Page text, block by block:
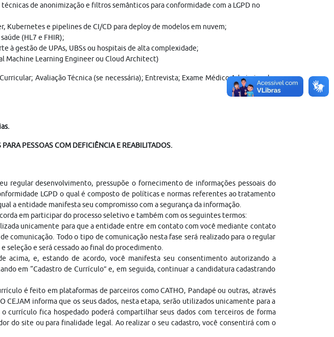
de anonimização e filtros semânticos para conformidade com a LGPD no
Kubernetes e pipelines de CI/CD para deploy de modelos em nuvem;
(HL7 e FHIR);
à gestão de UPAs, UBSs ou hospitais de alta complexidade;
Machine Learning Engineer ou Cloud Architect)
Avaliação Técnica (se necessária); Entrevista; Exame Médico Admissional e
PESSOAS COM DEFICIÊNCIA E REABILITADOS.
regular desenvolvimento, pressupõe o fornecimento de informações pessoais do
LGPD o qual é composto de políticas e normas referentes ao tratamento
a entidade manifesta seu compromisso com a segurança da informação.
em participar do processo seletivo e também com os seguintes termos:
unicamente para que a entidade entre em contato com você mediante contato
comunicação. Todo o tipo de comunicação nesta fase será realizado para o regular
e será cessado ao final do procedimento.
acima, e, estando de acordo, você manifesta seu consentimento autorizando a
em “Cadastro de Currículo” e, em seguida, continuar a candidatura cadastrando
é feito em plataformas de parceiros como CATHO, Pandapé ou outras, através
CEJAM informa que os seus dados, nesta etapa, serão utilizados unicamente para a
currículo fica hospedado poderá compartilhar seus dados com terceiros de forma
do site ou para finalidade legal. Ao realizar o seu cadastro, você consentirá com o